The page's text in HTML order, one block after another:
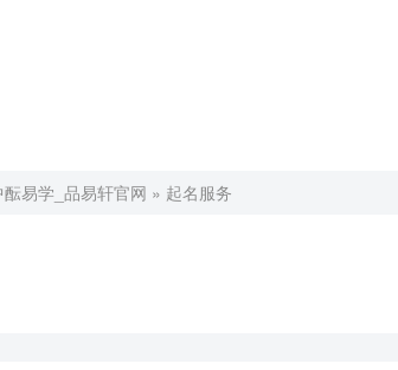
易学_品易轩官网 » 起名服务